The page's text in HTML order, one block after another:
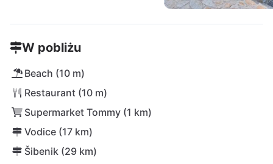
W pobliżu
Beach (10 m)
Restaurant (10 m)
Supermarket Tommy (1 km)
Vodice (17 km)
Šibenik (29 km)